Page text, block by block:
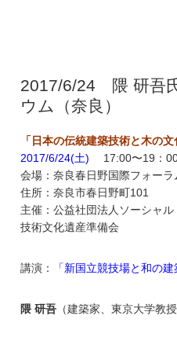
2017/6/24 隈 研吾
ウム（奈良）
「日本の伝統建築技術と木の文
2017/6/24(土) 17:00〜19：
会場：奈良春日野国際フォー
住所：奈良市春日野町101
主催：公益社団法人ソーシャ
技術文化遺産準備会
講演： 「新国立競技場と和の建
隈 研吾 （建築家、東京大学教授